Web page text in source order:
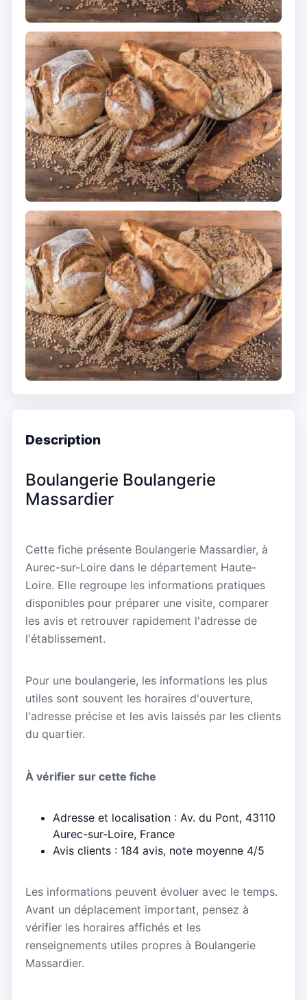
Description
Boulangerie Boulangerie
Massardier
Cette fiche présente Boulangerie Massardier, à
Aurec-sur-Loire dans le département Haute-
Loire. Elle regroupe les informations pratiques
disponibles pour préparer une visite, comparer
les avis et retrouver rapidement l'adresse de
l'établissement.
Pour une boulangerie, les informations les plus
utiles sont souvent les horaires d'ouverture,
l'adresse précise et les avis laissés par les clients
du quartier.
À vérifier sur cette fiche
Adresse et localisation : Av. du Pont, 43110
Aurec-sur-Loire, France
Avis clients : 184 avis, note moyenne 4/5
Les informations peuvent évoluer avec le temps.
Avant un déplacement important, pensez à
vérifier les horaires affichés et les
renseignements utiles propres à Boulangerie
Massardier.